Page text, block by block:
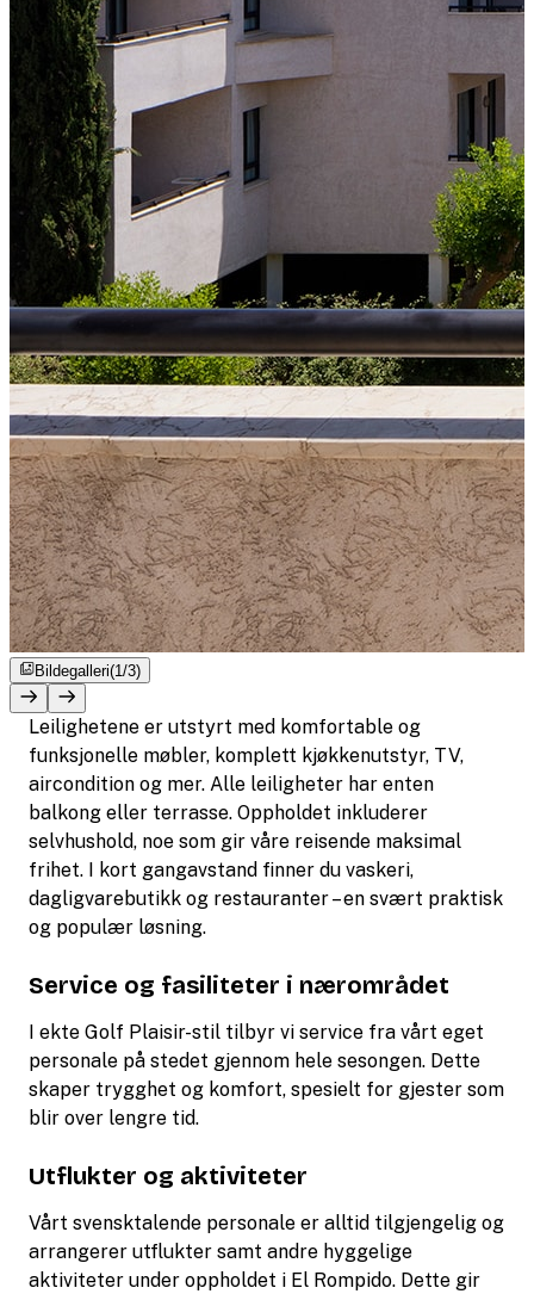
Bildegalleri(1/3)
Leilighetene er utstyrt med komfortable og
funksjonelle møbler, komplett kjøkkenutstyr, TV,
aircondition og mer. Alle leiligheter har enten
balkong eller terrasse. Oppholdet inkluderer
selvhushold, noe som gir våre reisende maksimal
frihet. I kort gangavstand finner du vaskeri,
dagligvarebutikk og restauranter – en svært praktisk
og populær løsning.
Service og fasiliteter i nærområdet
I ekte Golf Plaisir-stil tilbyr vi service fra vårt eget
personale på stedet gjennom hele sesongen. Dette
skaper trygghet og komfort, spesielt for gjester som
blir over lengre tid.
Utflukter og aktiviteter
Vårt svensktalende personale er alltid tilgjengelig og
arrangerer utflukter samt andre hyggelige
aktiviteter under oppholdet i El Rompido. Dette gir